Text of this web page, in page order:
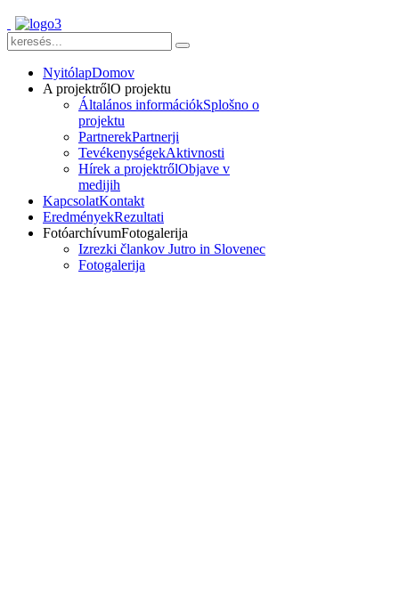
NyitólapDomov
A projektrőlO projektu
Általános információkSplošno o
projektu
PartnerekPartnerji
TevékenységekAktivnosti
Hírek a projektrőlObjave v
medijih
KapcsolatKontakt
EredményekRezultati
FotóarchívumFotogalerija
Izrezki člankov Jutro in Slovenec
Fotogalerija